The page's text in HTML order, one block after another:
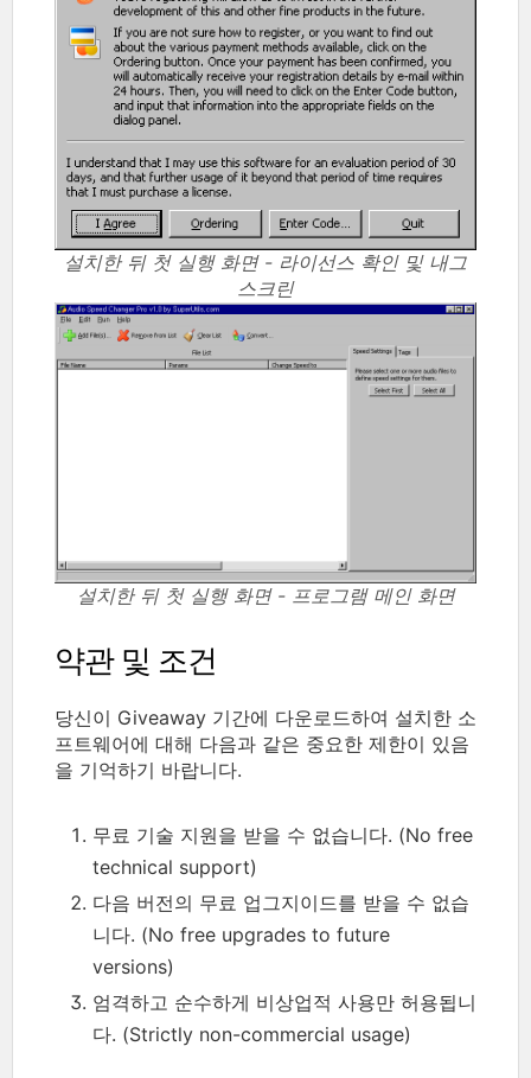
설치한 뒤 첫 실행 화면 - 라이선스 확인 및 내그
스크린
설치한 뒤 첫 실행 화면 - 프로그램 메인 화면
약관 및 조건
당신이 Giveaway 기간에 다운로드하여 설치한 소
프트웨어에 대해 다음과 같은 중요한 제한이 있음
을 기억하기 바랍니다.
무료 기술 지원을 받을 수 없습니다. (No free
technical support)
다음 버전의 무료 업그지이드를 받을 수 없습
니다. (No free upgrades to future
versions)
엄격하고 순수하게 비상업적 사용만 허용됩니
다. (Strictly non-commercial usage)